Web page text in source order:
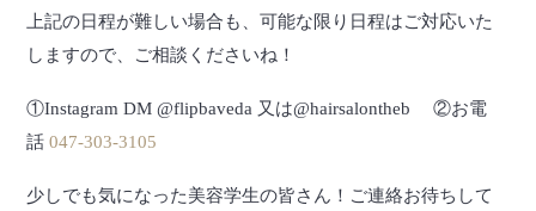
上記の日程が難しい場合も、可能な限り日程はご対応いた
しますので、ご相談くださいね！
①Instagram DM @flipbaveda 又は@hairsalontheb ②お電
話047-303-3105
少しでも気になった美容学生の皆さん！ご連絡お待ちして